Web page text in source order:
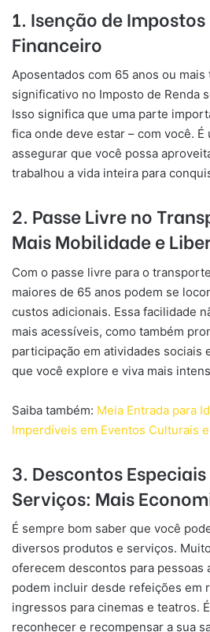
1. Isenção de
Financeiro
Aposentados com 65 anos ou mais
significativo no Imposto de Renda
Isso significa que uma parte
fica onde deve estar – com você. É
assegurar que você possa
trabalhou a vida inteira para
2. Passe Livre no
Mais Mobilidade e
Com o passe livre para o
maiores de 65 anos podem se
custos adicionais. Essa facilidade
mais acessíveis, como também
participação em atividades sociais
que você explore e viva mais
Saiba também: Meia Entrada para
Imperdíveis em Eventos Culturais
3. Descontos
Serviços: Mais
É sempre bom saber que você
diversos produtos e serviços.
oferecem descontos para pessoas
podem incluir desde refeições em
ingressos para cinemas e teatros.
reconhecer e recompensar a sua